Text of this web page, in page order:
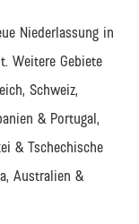
Niederlassung in
Weitere Gebiete
Schweiz,
& Portugal,
& Tschechische
Australien &